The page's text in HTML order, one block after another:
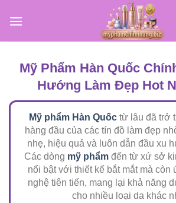
qua
Mỹ Phẩm Hàn Quốc
Hướng Làm Đẹp Hot
Mỹ phẩm Hàn Quốctừ lâu đã trở
hàng đầu của các tín đồ làm đẹp
nhẹ, hiệu quả và luôn dẫn đầu xu
Các dòng mỹ phẩm đến từ xứ sở
nổi bật với thiết kế bắt mắt mà còn
nghệ tiên tiến, mang lại khả năng
cho nhiều loại da khác